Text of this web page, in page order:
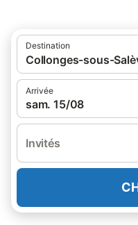
Destination
Collonges-sous-
Arrivée
sam. 15/08
Invités